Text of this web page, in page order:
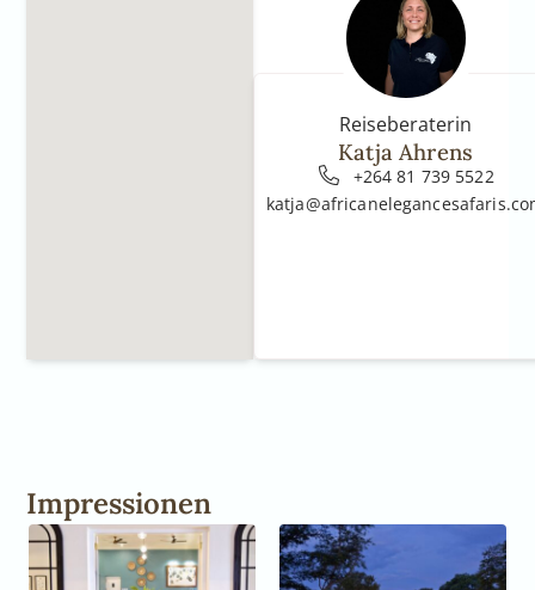
Reiseberaterin
Katja Ahrens
+264 81 739 5522
Impressionen